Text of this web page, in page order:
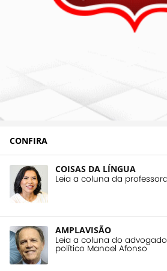
CONFIRA
COISAS DA LÍNGUA
Leia a coluna da
AMPLAVISÃO
Leia a coluna do
político Manoel Afonso